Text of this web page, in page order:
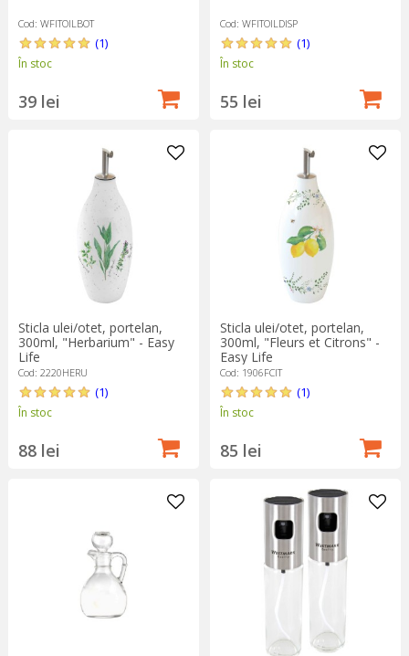
Cod: WFITOILBOT
(1)
În stoc
39 lei
Cod: WFITOILDISP
(1)
În stoc
55 lei
Sticla ulei/otet, portelan,
300ml, "Herbarium" - Easy
Life
Cod: 2220HERU
(1)
În stoc
88 lei
Sticla ulei/otet, portelan,
300ml, "Fleurs et Citrons" -
Easy Life
Cod: 1906FCIT
(1)
În stoc
85 lei